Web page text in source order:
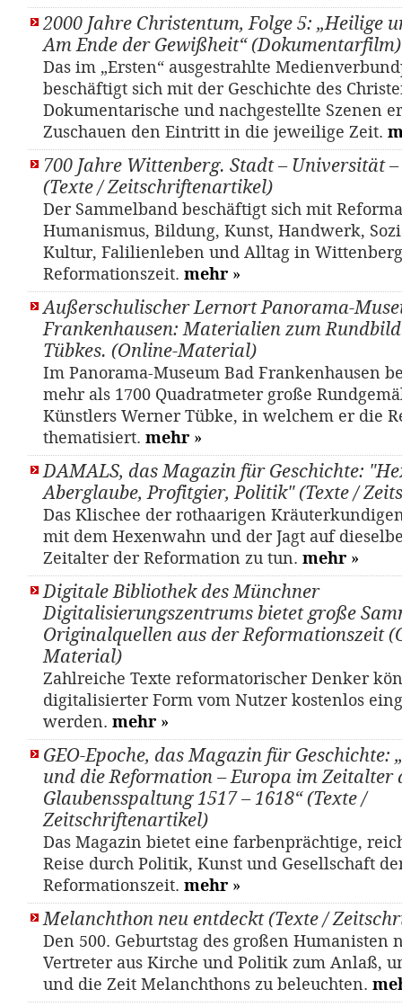
2000 Jahre Christentum, Folge 5: „Heilige
Am Ende der Gewißheit“ (Dokumentarfilm)
Das im „Ersten“ ausgestrahlte
beschäftigt sich mit der Geschichte des
Dokumentarische und nachgestellte Szenen
Zuschauen den Eintritt in die jeweilige Zeit.
700 Jahre Wittenberg. Stadt – Universität
(Texte / Zeitschriftenartikel)
Der Sammelband beschäftigt sich mit
Humanismus, Bildung, Kunst, Handwerk,
Kultur, Falilienleben und Alltag in
Reformationszeit. mehr »
Außerschulischer Lernort Panorama-
Frankenhausen: Materialien zum
Tübkes. (Online-Material)
Im Panorama-Museum Bad Frankenhausen
mehr als 1700 Quadratmeter große
Künstlers Werner Tübke, in welchem er die
thematisiert. mehr »
DAMALS, das Magazin für Geschichte:
Aberglaube, Profitgier, Politik" (Texte /
Das Klischee der rothaarigen
mit dem Hexenwahn und der Jagt auf
Zeitalter der Reformation zu tun. mehr »
Digitale Bibliothek des Münchner
Digitalisierungszentrums bietet große
Originalquellen aus der Reformationszeit
Material)
Zahlreiche Texte reformatorischer Denker
digitalisierter Form vom Nutzer kostenlos
werden. mehr »
GEO-Epoche, das Magazin für
und die Reformation – Europa im Zeitalter
Glaubensspaltung 1517 – 1618“ (Texte /
Zeitschriftenartikel)
Das Magazin bietet eine farbenprächtige,
Reise durch Politik, Kunst und Gesellschaft
Reformationszeit. mehr »
Melanchthon neu entdeckt (Texte /
Den 500. Geburtstag des großen Humanisten
Vertreter aus Kirche und Politik zum Anlaß,
und die Zeit Melanchthons zu beleuchten.